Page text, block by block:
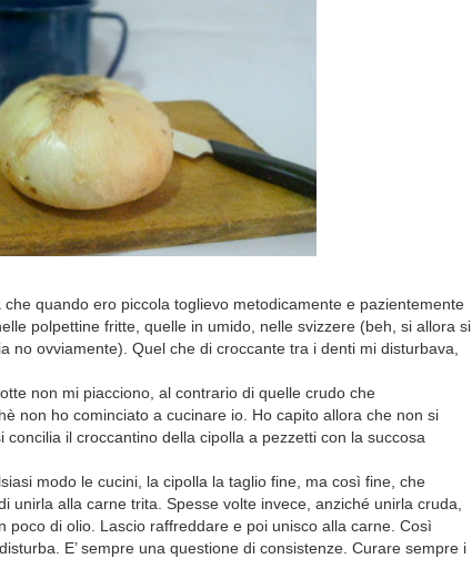
quando ero piccola toglievo metodicamente e pazientemente
polpettine fritte, quelle in umido, nelle svizzere (beh, si allora si
no ovviamente). Quel che di croccante tra i denti mi disturbava,
non mi piacciono, al contrario di quelle crudo che
non ho cominciato a cucinare io. Ho capito allora che non si
il croccantino della cipolla a pezzetti con la succosa
modo le cucini, la cipolla la taglio fine, ma così fine, che
unirla alla carne trita. Spesse volte invece, anziché unirla cruda,
poco di olio. Lascio raffreddare e poi unisco alla carne. Così
E’ sempre una questione di consistenze. Curare sempre i